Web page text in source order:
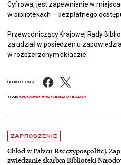
Cyfrowa, jest zapewnienie w
w bibliotekach – bezpłatnego
Przewodniczący Krajowej Rady
za udział w posiedzeniu
w rozszerzonym składzie.
UDOSTĘPNIJ: Facebook
TAGI: KRAJOWA RADA BIBLIOTECZNA
Aktualności
ZAPROSZENIE
Chłód w Pałacu Rzeczypospolitej.
zwiedzanie skarbca Biblioteki
czytaj więcej o Chłód w Pałacu